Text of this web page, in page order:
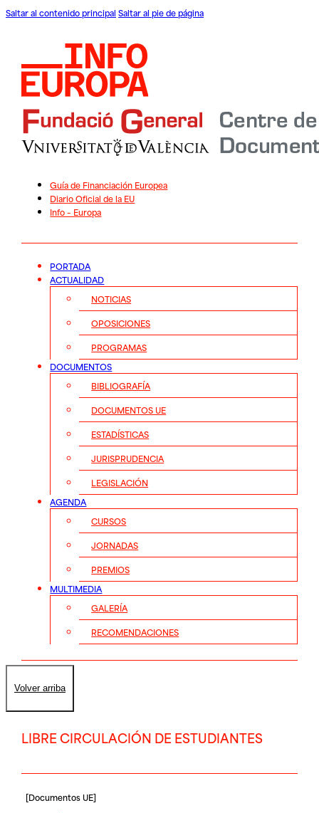
Saltar al contenido principal Saltar al pie de página
Guía de Financiación Europea
Diario Oficial de la EU
Info – Europa
PORTADA
ACTUALIDAD
NOTICIAS
OPOSICIONES
PROGRAMAS
DOCUMENTOS
BIBLIOGRAFÍA
DOCUMENTOS UE
ESTADÍSTICAS
JURISPRUDENCIA
LEGISLACIÓN
AGENDA
CURSOS
JORNADAS
PREMIOS
MULTIMEDIA
GALERÍA
RECOMENDACIONES
Volver arriba
LIBRE CIRCULACIÓN DE ESTUDIANTES
[Documentos UE]